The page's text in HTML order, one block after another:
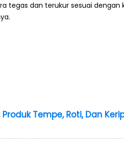
tegas dan terukur sesuai
Tempe, Roti, Dan